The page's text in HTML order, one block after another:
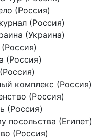
(Россия)
(Россия)
(Украина)
(Россия)
комплекс (Россия)
(Россия)
(Россия)
посольства (Египет)
(Россия)